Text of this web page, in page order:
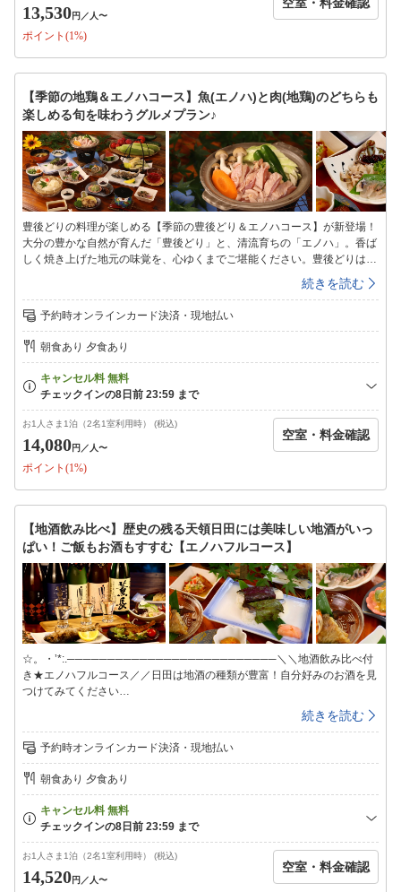
家製シソジュース※写真は一例です。※季節や仕入れ状況などにより料理
内容は変更になる場合がございます。※お子様のお食事について：小学生
はひろしげ名物の「唐揚げ」をメインとしたお料理です。幼児はお子様ラ
室までご利用シーンに合わせてご自由にお選びください。※お盆期間はペ
ットの受け入れはありません。あらかじめご了承下さい◇共有スペース◇
冷凍冷蔵庫、電子レンジがあります。ご自由にお使いください。◇お風呂
◇1か所の貸切風呂となっていますので、空いているタイミングでご利用
ください。＜入浴時間＞１６：００〜２1：００※朝はシャワーのみ利用
可能です◇備品・アメニティ◇シャンプー・リンス・ボディーソープ・石
鹸・バスタオル・タオル・ドライヤー・浴衣・歯ブラシセット・お茶セッ
ト
13,530円 ／人〜
ポイント(1%)
【季節の地鶏＆エノハコース】魚(エノハ)と肉(地鶏)のどちらも
楽しめる旬を味わうグルメプラン♪
豊後どりの料理が楽しめる【季節の豊後どり＆エノハコース】が新登場！
大分の豊かな自然が育んだ「豊後どり」と、清流育ちの「エノハ」。香ば
しく焼き上げた地元の味覚を、心ゆくまでご堪能ください。豊後どりは、
ほどよい歯ごたえと、噛むほどに広がる旨みが魅力のブランド鶏です。あ
っさりとした味わいの中にコクがあり、ジューシーな美味しさをお楽しみ
いただけます。【エノハって何？？】エノハとは九州の一部で使われる言
葉で『ヤマメ』の事を意味します当館のヤマメは新鮮な山からの水を引い
て育てている為川魚特有の臭みがまったくなく獲れたてをご提供しており
ます。川魚が苦手な方も一度食べたらまた食べたいとなる事間違い無し☆
彡〜季節の豊後どり＆エノハコース/夕食一例〜☆豊後どりの陶板焼き★
ひろしげ初！？エノハの押し寿司（夏限定)★自然の地下水を使った・そ
うめん(夏限定)・季節を感じる前菜・季節の味覚小鉢・エノハの塩焼き・
エノハの甘露南蛮・砂ずりのから揚げ・エノハのさしみ・季節の山菜天ぷ
ら・茶わん蒸し・香の物・自家製シソジュース・あら汁・フルーツ※写真
は一例です※季節や仕入れ状況などにより料理内容は変更になる場合がご
ざいます※小学生のお子様はひろしげ名物の「唐揚げ」をメインとしたお
ランからご予約をお願いいたします◇共有スペース◇冷凍冷蔵庫、電子レ
ンジがありますご自由にお使いください◇お風呂◇1か所の貸切風呂とな
っていますので、空いているタイミングでご利用ください＜入浴時間＞１
６：００〜２1：００※朝はシャワーのみ利用可能です◇備品・アメニテ
ィ◇シャンプー・リンス・ボディーソープ・石鹸・バスタオル・タオル・
ドライヤー・浴衣・歯ブラシセット・お茶セット※冬季期間(11/1〜3/31)
は暖房費として1部屋ごとに500円別途頂戴いたします現地にてお支払い
ください
続きを読む
予約時オンラインカード決済・現地払い
朝食あり 夕食あり
お1人さま1泊（2名1室利用時） (税込)
14,080円 ／人〜
ポイント(1%)
空室・料金確認
【地酒飲み比べ】歴史の残る天領日田には美味しい地酒がいっ
ぱい！ご飯もお酒もすすむ【エノハフルコース】
☆。・’*:.──────────────────────────＼＼地酒飲み比べ付
き★エノハフルコース／／日田は地酒の種類が豊富！自分好みのお酒を見
つけてみてください
♪♪─────────────────────────────。.’゜*:・☆≪エノハフ
ルコース≫と≪季節の味覚満載のお料理≫を季節限定でご提供♪＝＝＝＝
＝＝＝＝＝＝＝＝＝＝＝＝＝【エノハって何？？】エノハとは九州の一部
で使われる言葉で『ヤマメ』の事を意味します。当館のヤマメは新鮮な山
からの水を引いて育てている為川魚特有の臭みがまったくなく、獲れたて
をご提供しております。川魚が苦手な方も一度食べたら、また食べたいと
なる事間違い無し☆彡当館は昔からエノハ（ヤマメ）の養殖業を営む「エ
ノハ屋」です。そんな当館だからこそ、新鮮なエノハを中心とした山の幸
が楽しめます。山里の味覚をご堪能ください。〜季節のエノハフルコース
／夕食一例〜・自家製米使用・季節の日替わり釜飯・季節を感じる前菜・
季節の味覚小鉢・エノハの塩焼き・エノハの甘露南蛮・エノハのから揚
げ・エノハのさしみ・季節の山菜天ぷら・茶わん蒸し・エノハの味噌汁・
続きを読む
予約時オンラインカード決済・現地払い
朝食あり 夕食あり
お1人さま1泊（2名1室利用時） (税込)
14,520円 ／人〜
空室・料金確認